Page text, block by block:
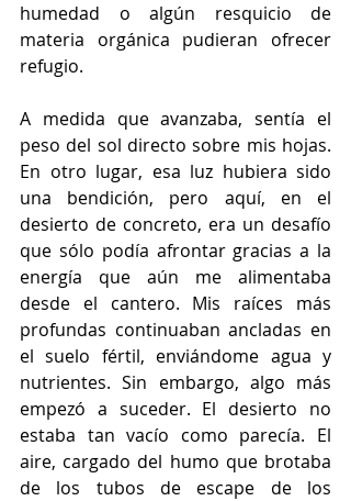
humedad o algún resquicio de
materia orgánica pudieran ofrecer
refugio.
A medida que avanzaba, sentía el
peso del sol directo sobre mis hojas.
En otro lugar, esa luz hubiera sido
una bendición, pero aquí, en el
desierto de concreto, era un desafío
que sólo podía afrontar gracias a la
energía que aún me alimentaba
desde el cantero. Mis raíces más
profundas continuaban ancladas en
el suelo fértil, enviándome agua y
nutrientes. Sin embargo, algo más
empezó a suceder. El desierto no
estaba tan vacío como parecía. El
aire, cargado del humo que brotaba
de los tubos de escape de los